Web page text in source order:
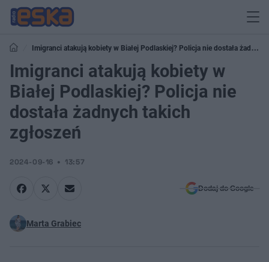
Imigranci atakują kobiety w Białej Podlaskiej? Policja nie dostała żadnych
takich zgłoszeń
Imigranci atakują kobiety w
Białej Podlaskiej? Policja nie
dostała żadnych takich
zgłoszeń
2024-09-16 13:57
Dodaj do Google
Marta Grabiec